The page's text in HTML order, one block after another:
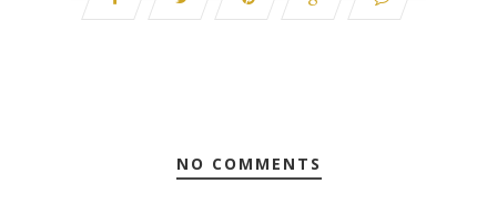
NO COMMENTS